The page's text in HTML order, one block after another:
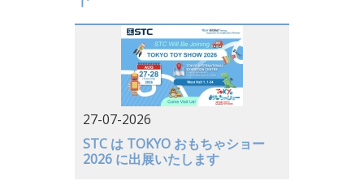
ベトナム
ドイツ
27-07-2026
STC は TOKYO おもちゃショー
2026 に出展いたします